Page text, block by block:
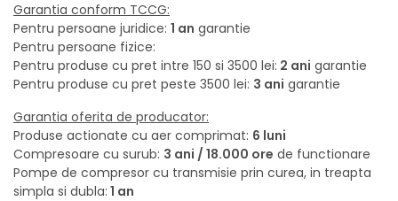
Garantia conform TCCG:
Pentru persoane juridice: 1 an garantie
Pentru persoane fizice:
Pentru produse cu pret intre 150 si 3500 lei: 2 ani garantie
Pentru produse cu pret peste 3500 lei: 3 ani garantie
Garantia oferita de producator:
Produse actionate cu aer comprimat: 6 luni
Compresoare cu surub: 3 ani / 18.000 ore de functionare
Pompe de compresor cu transmisie prin curea, in treapta
simpla si dubla: 1 an